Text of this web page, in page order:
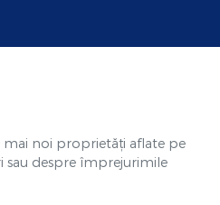
mai noi proprietăți aflate pe
sau despre împrejurimile